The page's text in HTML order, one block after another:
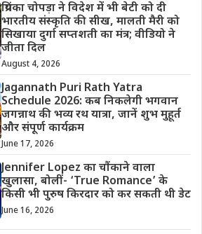
प्रियंका चोपड़ा ने विदेश में भी बेटी को दी
भारतीय संस्कृति की सीख, मालती मैरी को
सिखाया दुर्गा सप्तशती का मंत्र; वीडियो ने
जीता दिल
August 4, 2026
Jagannath Puri Rath Yatra
Schedule 2026: कब निकलेगी भगवान
जगन्नाथ की भव्य रथ यात्रा, जानें शुभ मुहूर्त
और संपूर्ण कार्यक्रम
June 17, 2026
Jennifer Lopez का चौंकाने वाला
खुलासा, बोलीं- ‘True Romance’ के
किसी भी पुरुष किरदार को कर सकती थी डेट
June 16, 2026